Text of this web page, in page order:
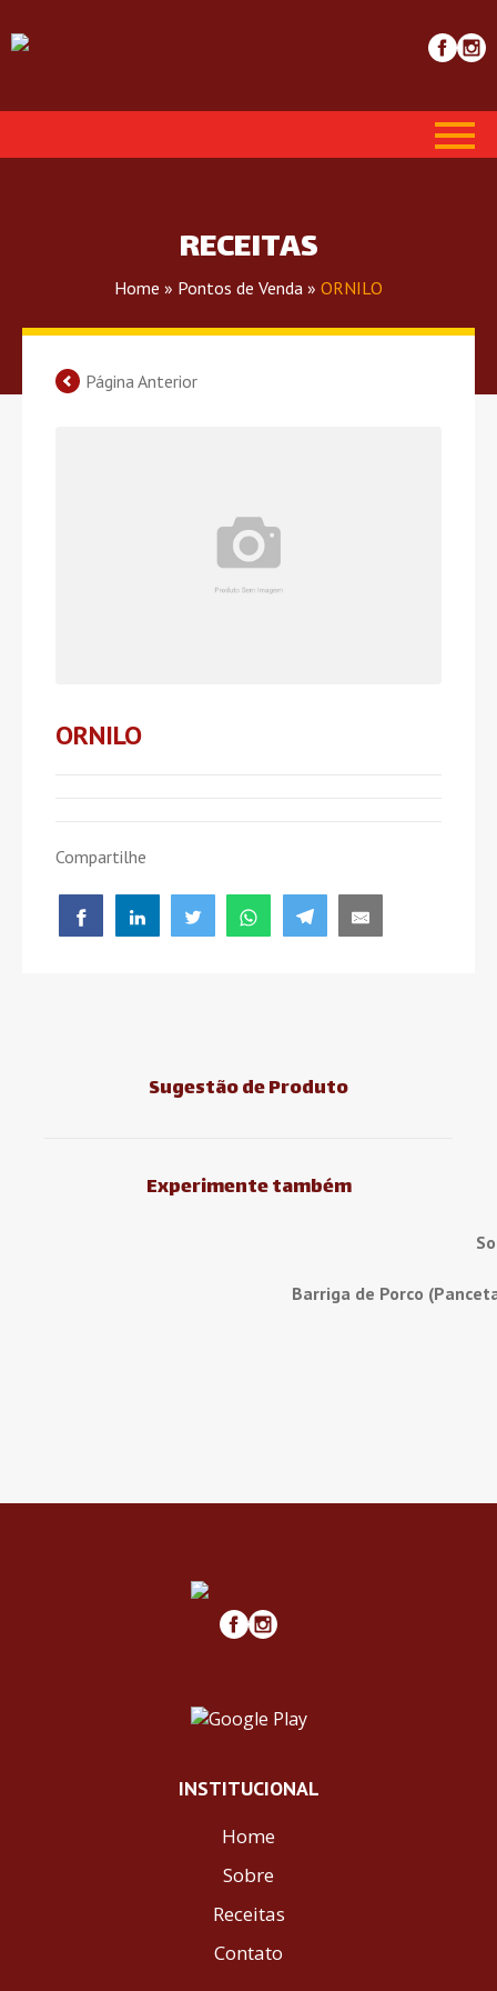
RECEITAS
Home » Pontos de Venda » ORNILO
Página Anterior
ORNILO
Compartilhe
Sugestão de Produto
Experimente também
Barriga de Porco
INSTITUCIONAL
Home
Sobre
Receitas
Contato